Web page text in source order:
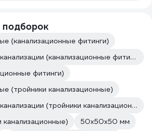
подборок
(канализационные фитинги)
Для внутренней канализации (канализационные фитинги)
фитинги)
(тройники канализационные)
Для внутренней канализации (тройники канализационные)
50х50х50 мм